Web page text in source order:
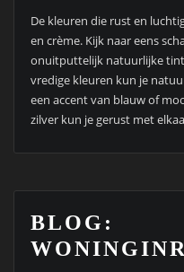
De kleuren die rust en
en crème. Kijk naar eens
onuitputtelijk natuurlijke
vredige kleuren kun je
een accent van blauw of
zilver kun je gerust met
BLOG: